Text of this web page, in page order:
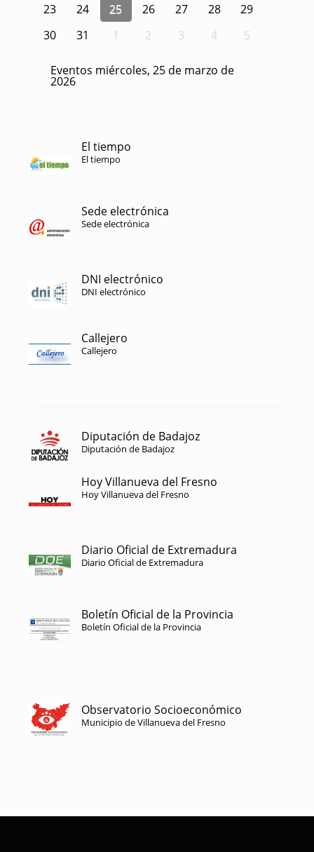
23
24 25 26 27 28
29
30
31 1 2 3 4 5
Eventos miércoles, 25 de marzo de
2026
El tiempo
El tiempo
Sede electrónica
Sede electrónica
DNI electrónico
DNI electrónico
Callejero
Callejero
Diputación de Badajoz
Diputación de Badajoz
Hoy Villanueva del Fresno
Hoy Villanueva del Fresno
Diario Oficial de Extremadura
Diario Oficial de Extremadura
Boletín Oficial de la Provincia
Boletín Oficial de la Provincia
Observatorio Socioeconómico
Municipio de Villanueva del Fresno